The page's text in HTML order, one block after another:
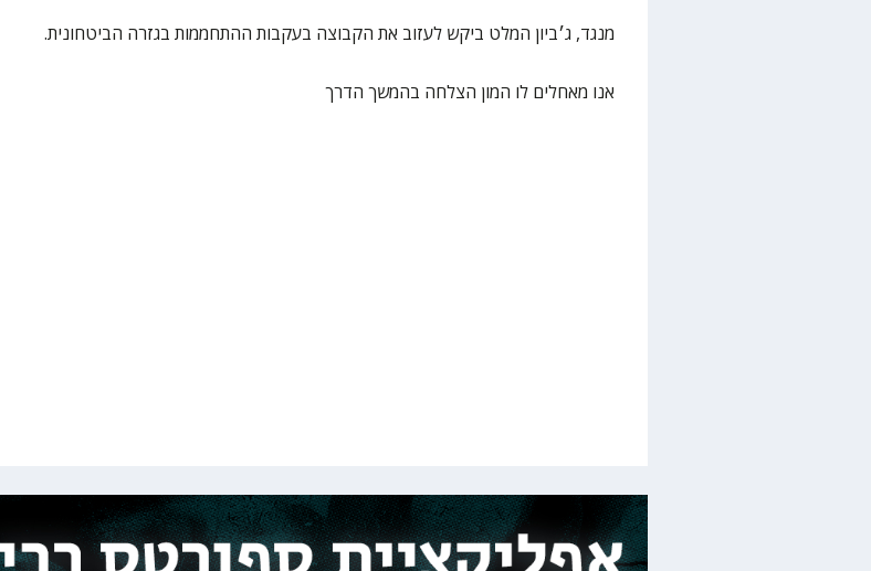
מנגד, ג׳ביון המלט ביקש לעזוב את הקבוצה בעקבות ההתחממות בגזרה הביטחונית.
אנו מאחלים לו המון הצלחה בהמשך הדרך